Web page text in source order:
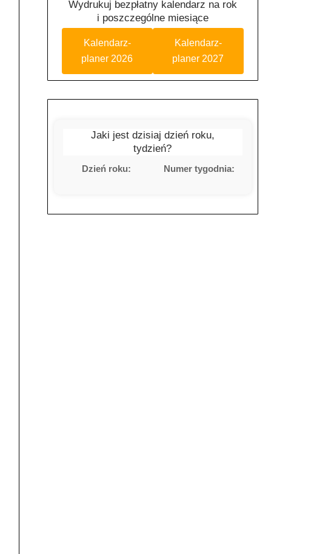
Wydrukuj bezpłatny kalendarz na rok
i poszczególne miesiące
Kalendarz-
planer 2026
Kalendarz-
planer 2027
Jaki jest dzisiaj dzień roku,
tydzień?
Dzień roku: Numer tygodnia: